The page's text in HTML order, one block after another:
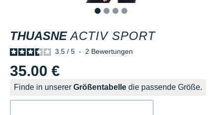
THUASNE ACTIV SPORT
3.5 / 5 - 2 Bewertungen
35.00 €
Finde in unserer Größentabelle die passende Größe.